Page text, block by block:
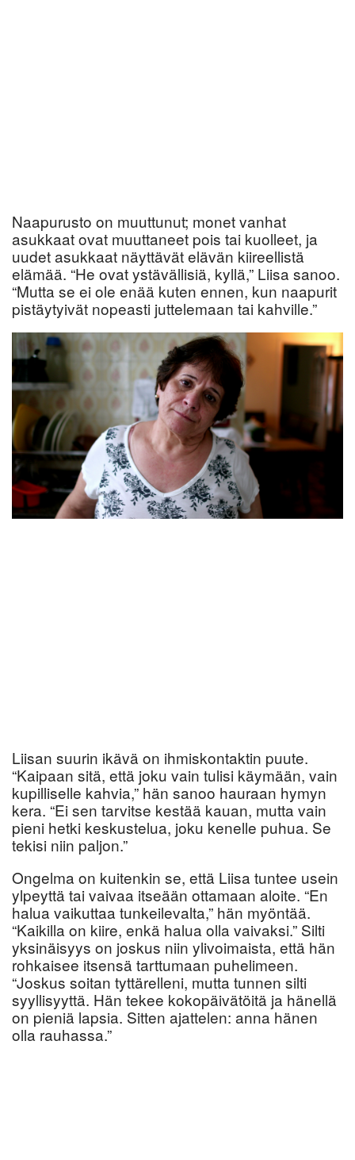
Naapurusto on muuttunut; monet vanhat
asukkaat ovat muuttaneet pois tai kuolleet, ja
uudet asukkaat näyttävät elävän kiireellistä
elämää. “He ovat ystävällisiä, kyllä,” Liisa sanoo.
“Mutta se ei ole enää kuten ennen, kun naapurit
pistäytyivät nopeasti juttelemaan tai kahville.”
Liisan suurin ikävä on ihmiskontaktin puute.
“Kaipaan sitä, että joku vain tulisi käymään, vain
kupilliselle kahvia,” hän sanoo hauraan hymyn
kera. “Ei sen tarvitse kestää kauan, mutta vain
pieni hetki keskustelua, joku kenelle puhua. Se
tekisi niin paljon.”
Ongelma on kuitenkin se, että Liisa tuntee usein
ylpeyttä tai vaivaa itseään ottamaan aloite. “En
halua vaikuttaa tunkeilevalta,” hän myöntää.
“Kaikilla on kiire, enkä halua olla vaivaksi.” Silti
yksinäisyys on joskus niin ylivoimaista, että hän
rohkaisee itsensä tarttumaan puhelimeen.
“Joskus soitan tyttärelleni, mutta tunnen silti
syyllisyyttä. Hän tekee kokopäivätöitä ja hänellä
on pieniä lapsia. Sitten ajattelen: anna hänen
olla rauhassa.”